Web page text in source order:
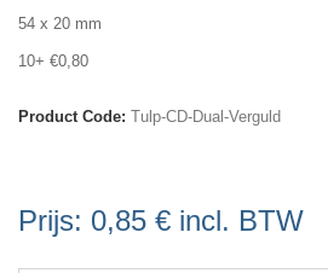
54 x 20 mm
10+ €0,80
Product Code: Tulp-CD-Dual-Verguld
Prijs: 0,85 € incl. BTW